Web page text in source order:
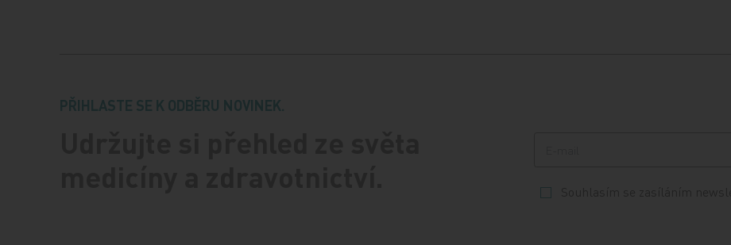
PŘIHLASTE SE K ODBĚRU NOVINEK.